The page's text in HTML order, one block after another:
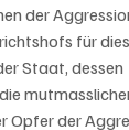
der
für
Staat, dessen
Opfer der